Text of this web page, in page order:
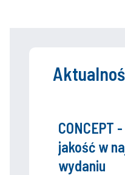
CONCEPT
jakość w
wydaniu